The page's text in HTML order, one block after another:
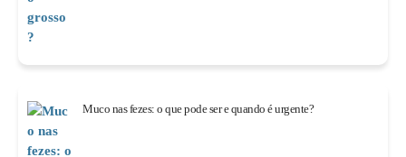
Muco nas fezes: o que pode ser e quando é urgente?